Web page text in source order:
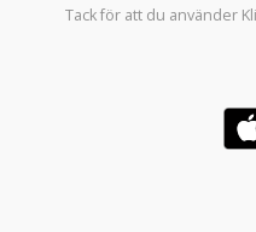
Tack för att du använder